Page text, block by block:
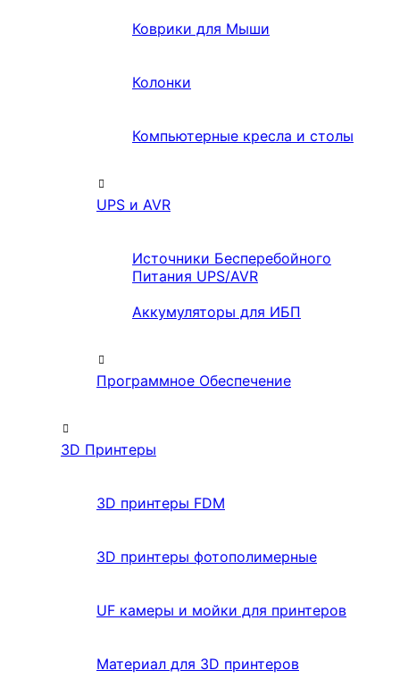
Коврики для Мыши
Колонки
Компьютерные кресла и столы
UPS и AVR
Источники Бесперебойного
Питания UPS/AVR
Аккумуляторы для ИБП
Программное Обеспечение
3D Принтеры
3D принтеры FDM
3D принтеры фотополимерные
UF камеры и мойки для принтеров
Материал для 3D принтеров